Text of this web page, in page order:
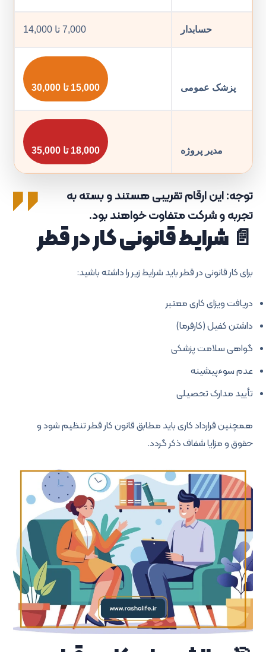
حسابدار 7,000 تا 14,000
پزشک عمومی 15,000 تا 30,000
مدیر پروژه 18,000 تا 35,000
توجه: این ارقام تقریبی هستند و بسته به
تجربه و شرکت متفاوت خواهند بود.
📄 شرایط قانونی کار در قطر
برای کار قانونی در قطر باید شرایط زیر را داشته باشید:
دریافت ویزای کاری معتبر
داشتن کفیل (کارفرما)
گواهی سلامت پزشکی
عدم سوءپیشینه
تأیید مدارک تحصیلی
همچنین قرارداد کاری باید مطابق قانون کار قطر تنظیم شود و
حقوق و مزایا شفاف ذکر گردد.